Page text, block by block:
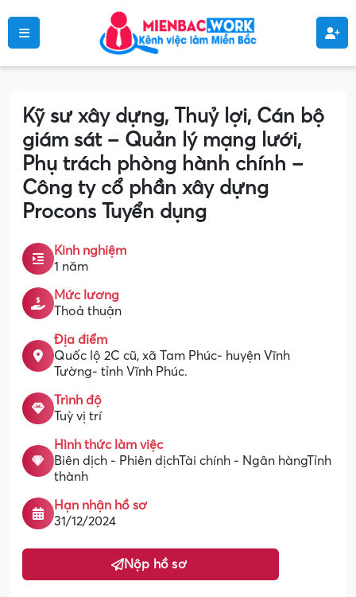
Kỹ sư xây dựng, Thuỷ lợi, Cán bộ
giám sát – Quản lý mạng lưới,
Phụ trách phòng hành chính –
Công ty cổ phần xây dựng
Procons Tuyển dụng
Kinh nghiệm
1 năm
Mức lương
Thoả thuận
Địa điểm
Quốc lộ 2C cũ, xã Tam Phúc- huyện Vĩnh
Tường- tỉnh Vĩnh Phúc.
Trình độ
Tuỳ vị trí
Hình thức làm việc
Biên dịch - Phiên dịchTài chính - Ngân hàngTỉnh
thành
Hạn nhận hồ sơ
31/12/2024
Nộp hồ sơ